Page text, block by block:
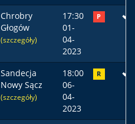
Chrobry
Głogów
(szczegóły)
17:30
01-
04-
2023
P
Sandecja
Nowy Sącz
(szczegóły)
18:00
06-
04-
2023
R